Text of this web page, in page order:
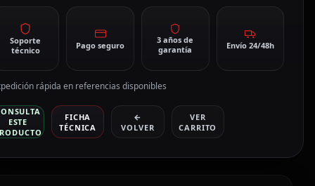
Soporte
técnico
Pago seguro
3 años de
garantía
Envío 24/48h
rápida en referencias disponibles
ESTE
FICHA
TÉCNICA
←
VOLVER
VER
CARRITO